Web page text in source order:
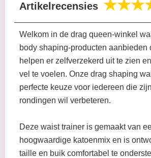
Artikelrecensies
Welkom in de drag queen-winkel
body shaping-producten aanbieden
helpen er zelfverzekerd uit te zien
vel te voelen. Onze drag shaping
perfecte keuze voor iedereen die
rondingen wil verbeteren.
Deze waist trainer is gemaakt van
hoogwaardige katoenmix en is
taille en buik comfortabel te